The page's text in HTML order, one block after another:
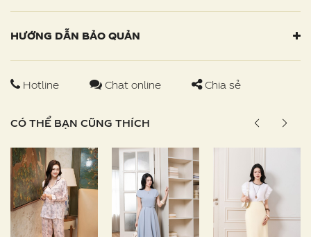
HƯỚNG DẪN BẢO QUẢN
Hotline Chat online Chia sẻ
CÓ THỂ BẠN CŨNG THÍCH